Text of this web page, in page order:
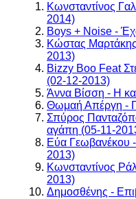
Κωνσταντίνος
2014)
Boys + Noise -
Κώστας
2013)
Bizzy Boo Feat
(02-12-2013)
Άννα Βίσση - Η
Θωμαή Απέργη -
Σπύρος
αγάπη (05-11-
Εύα Γεωβανέκου -
2013)
Κωνσταντίνος
2013)
Δημοσθένης -